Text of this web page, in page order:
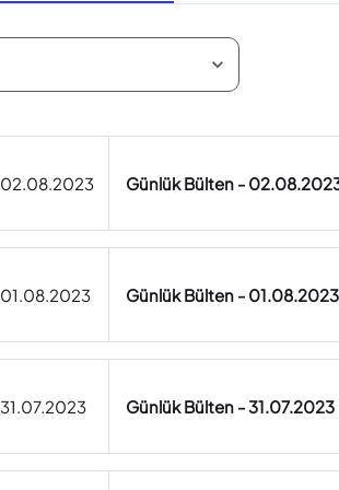
02.08.2023 Günlük Bülten -
01.08.2023 Günlük Bülten - 01.08.2023
31.07.2023 Günlük Bülten - 31.07.2023